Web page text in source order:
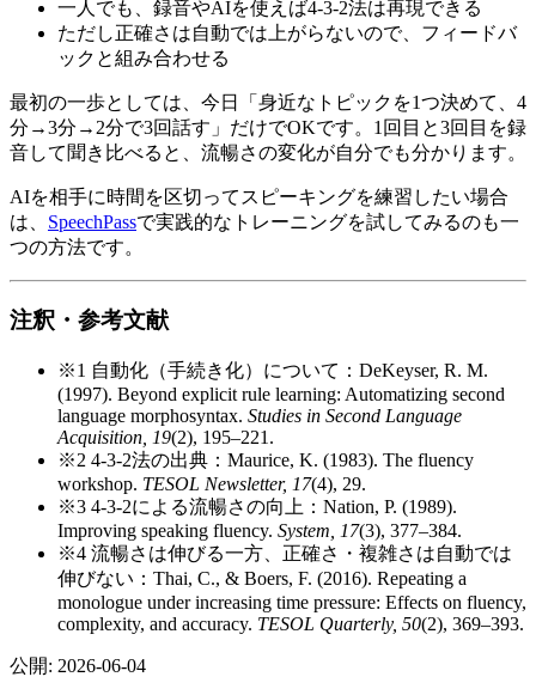
一人でも、録音やAIを使えば4-3-2法は再現できる
ただし正確さは自動では上がらないので、フィードバ
ックと組み合わせる
最初の一歩としては、今日「身近なトピックを1つ決めて、4
分→3分→2分で3回話す」だけでOKです。1回目と3回目を録
音して聞き比べると、流暢さの変化が自分でも分かります。
AIを相手に時間を区切ってスピーキングを練習したい場合
は、 SpeechPassで実践的なトレーニングを試してみるのも一
つの方法です。
注釈・参考文献
※1 自動化（手続き化）について：DeKeyser, R. M.
(1997). Beyond explicit rule learning: Automatizing second
language morphosyntax. Studies in Second Language
Acquisition, 19(2), 195–221.
※2 4-3-2法の出典：Maurice, K. (1983). The fluency
workshop. TESOL Newsletter, 17(4), 29.
※3 4-3-2による流暢さの向上：Nation, P. (1989).
Improving speaking fluency. System, 17(3), 377–384.
※4 流暢さは伸びる一方、正確さ・複雑さは自動では
伸びない：Thai, C., & Boers, F. (2016). Repeating a
monologue under increasing time pressure: Effects on fluency,
complexity, and accuracy. TESOL Quarterly, 50(2), 369–393.
公開: 2026-06-04